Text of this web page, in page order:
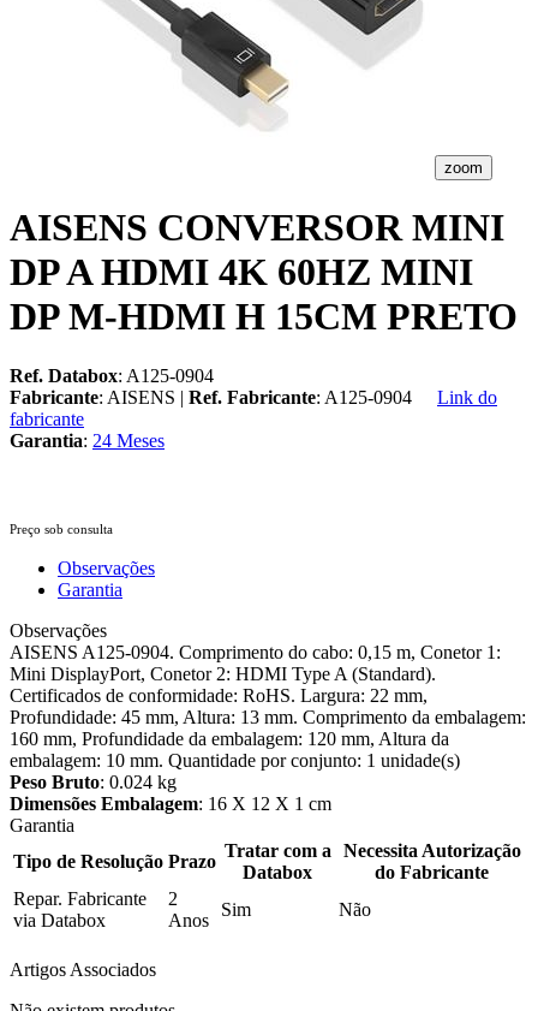
zoom
AISENS CONVERSOR MINI
DP A HDMI 4K 60HZ MINI
DP M-HDMI H 15CM PRETO
Ref. Databox: A125-0904
Fabricante: AISENS | Ref. Fabricante: A125-0904
Link do
fabricante
Garantia: 24 Meses
Preço sob consulta
Observações
Garantia
Observações
AISENS A125-0904. Comprimento do cabo: 0,15 m, Conetor 1:
Mini DisplayPort, Conetor 2: HDMI Type A (Standard).
Certificados de conformidade: RoHS. Largura: 22 mm,
Profundidade: 45 mm, Altura: 13 mm. Comprimento da embalagem:
160 mm, Profundidade da embalagem: 120 mm, Altura da
embalagem: 10 mm. Quantidade por conjunto: 1 unidade(s)
Peso Bruto: 0.024 kg
Dimensões Embalagem: 16 X 12 X 1 cm
Garantia
Tipo de Resolução Prazo
Tratar com a
Databox
Necessita Autorização
do Fabricante
Repar. Fabricante
via Databox
2
Anos
Sim Não
Artigos Associados